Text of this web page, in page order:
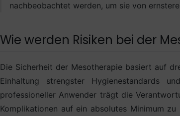
nachbeobachtet werden, um sie von
Wie werden Risiken bei der
Die Sicherheit der Mesotherapie basiert auf
Einhaltung strengster Hygienestandards
professioneller Anwender trägt die
Komplikationen auf ein absolutes Minimum